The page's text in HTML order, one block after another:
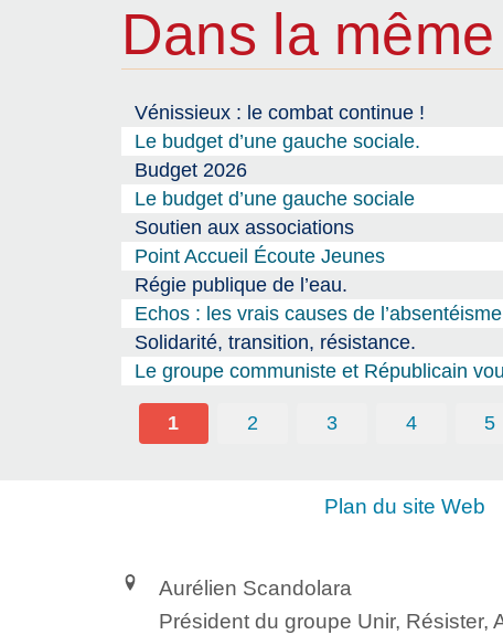
Dans la
Vénissieux : le combat continue !
Le budget d’une gauche sociale.
Budget 2026
Le budget d’une gauche sociale
Soutien aux associations
Point Accueil Écoute Jeunes
Régie publique de l’eau.
Echos : les vrais causes de l’absentéisme
Solidarité, transition, résistance.
Le groupe communiste et Républicain
1 2 3 4 5
Plan du site Web
Aurélien Scandolara
Président du groupe Unir, Résister,